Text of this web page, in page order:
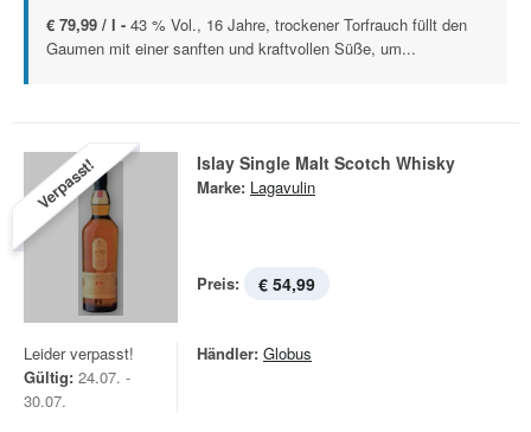
€ 79,99 / l - 43 % Vol., 16 Jahre, trockener Torfrauch füllt den
Gaumen mit einer sanften und kraftvollen Süße, um...
Verpasst! Islay Single Malt Scotch Whisky
Marke: Lagavulin
Preis: € 54,99
Leider verpasst!
Gültig: 24.07. -
30.07.
Händler: Globus